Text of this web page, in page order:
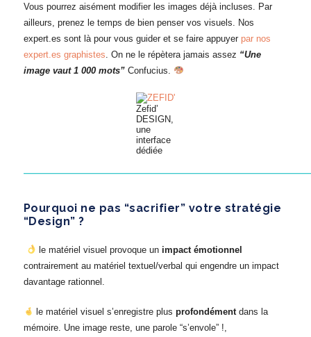
Vous pourrez aisément modifier les images déjà incluses. Par
ailleurs, prenez le temps de bien penser vos visuels. Nos
expert.es sont là pour vous guider et se faire appuyer par nos
expert.es graphistes . On ne le répètera jamais assez “Une
image vaut 1 000 mots”Confucius.
Zefid’
DESIGN,
une
interface
dédiée
Pourquoi ne pas “sacrifier” votre stratégie
“Design” ?
le matériel visuel provoque un impact émotionnel
contrairement au matériel textuel/verbal qui engendre un impact
davantage rationnel.
le matériel visuel s’enregistre plusprofondémentdans la
mémoire. Une image reste, une parole “s’envole” !,